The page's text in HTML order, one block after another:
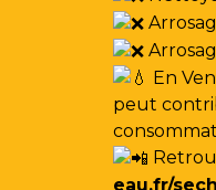
En
peut
eau.fr/